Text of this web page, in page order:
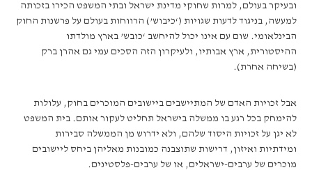
ובעיקר בעולם, למרות שחוקי מדינת ישראל ובתי המשפט הכירו בזכותה
למעשה, בניגוד לדעות שגויות (‘כיבוש’) הרווחות בעולם על פרשנות החוק
הבינלאומי. שום עם אינו יכול להיחשב ‘כובש’ בארץ מולדתו
ההיסטורית, ארץ אבותיו, ולעיקרון הזה הסכים עמי גם אהרן ברק
(בשיחה אחרת).
אבל זכויות האדם של המתיישבים ביישובים המוכרים בחוק, עלולות
להימחק בכל רגע בו ממשלה בישראל תחליט לעקור אותם. בית המשפט
לא יגן על זכויות היסוד שלהם, ולא ידרוש מן הממשלה סבירות
ומידתיות ואיזון, דרישות שתוצבנה כמובנות מאליהן ביחס ליישובים
מוכרים של ערבים-ישראלים, או של ערבים-פלסטינים.